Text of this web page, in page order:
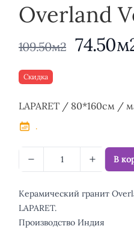
Overland
109.50м2
Скидка
Описание
LAPARET / 80*160см /
.
В
Керамический гранит
LAPARET.
Производство Индия